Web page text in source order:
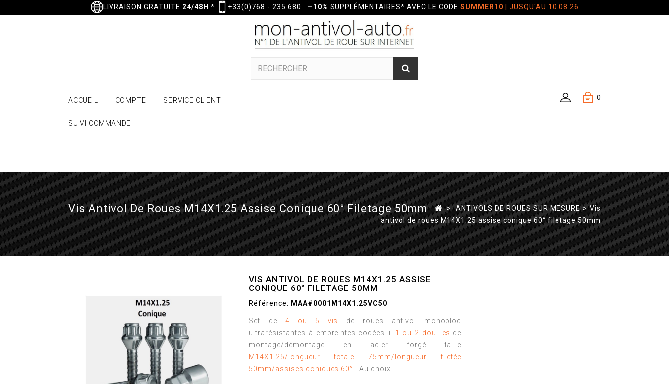
LIVRAISON GRATUITE 24/48H * +33(0)768 - 235 680 —10% SUPPLÉMENTAIRES* AVEC LE CODE SUMMER10 | JUSQU'AU 10.08.26
0
ACCUEIL COMPTE SERVICE CLIENT
SUIVI COMMANDE
Vis Antivol De Roues M14X1.25 Assise Conique 60° Filetage 50mm > ANTIVOLS DE ROUES SUR MESURE > Vis
antivol de roues M14X1.25 assise conique 60° filetage 50mm
VIS ANTIVOL DE ROUES M14X1.25 ASSISE
CONIQUE 60° FILETAGE 50MM
Référence: MAA#0001M14X1.25VC50
Set de 4 ou 5 vis de roues antivol monobloc
ultrarésistantes à empreintes codées + 1 ou 2 douilles de
montage/démontage en acier forgé taille
M14X1.25/longueur totale 75mm/longueur filetée
50mm/assises coniques 60°
| Au choix.